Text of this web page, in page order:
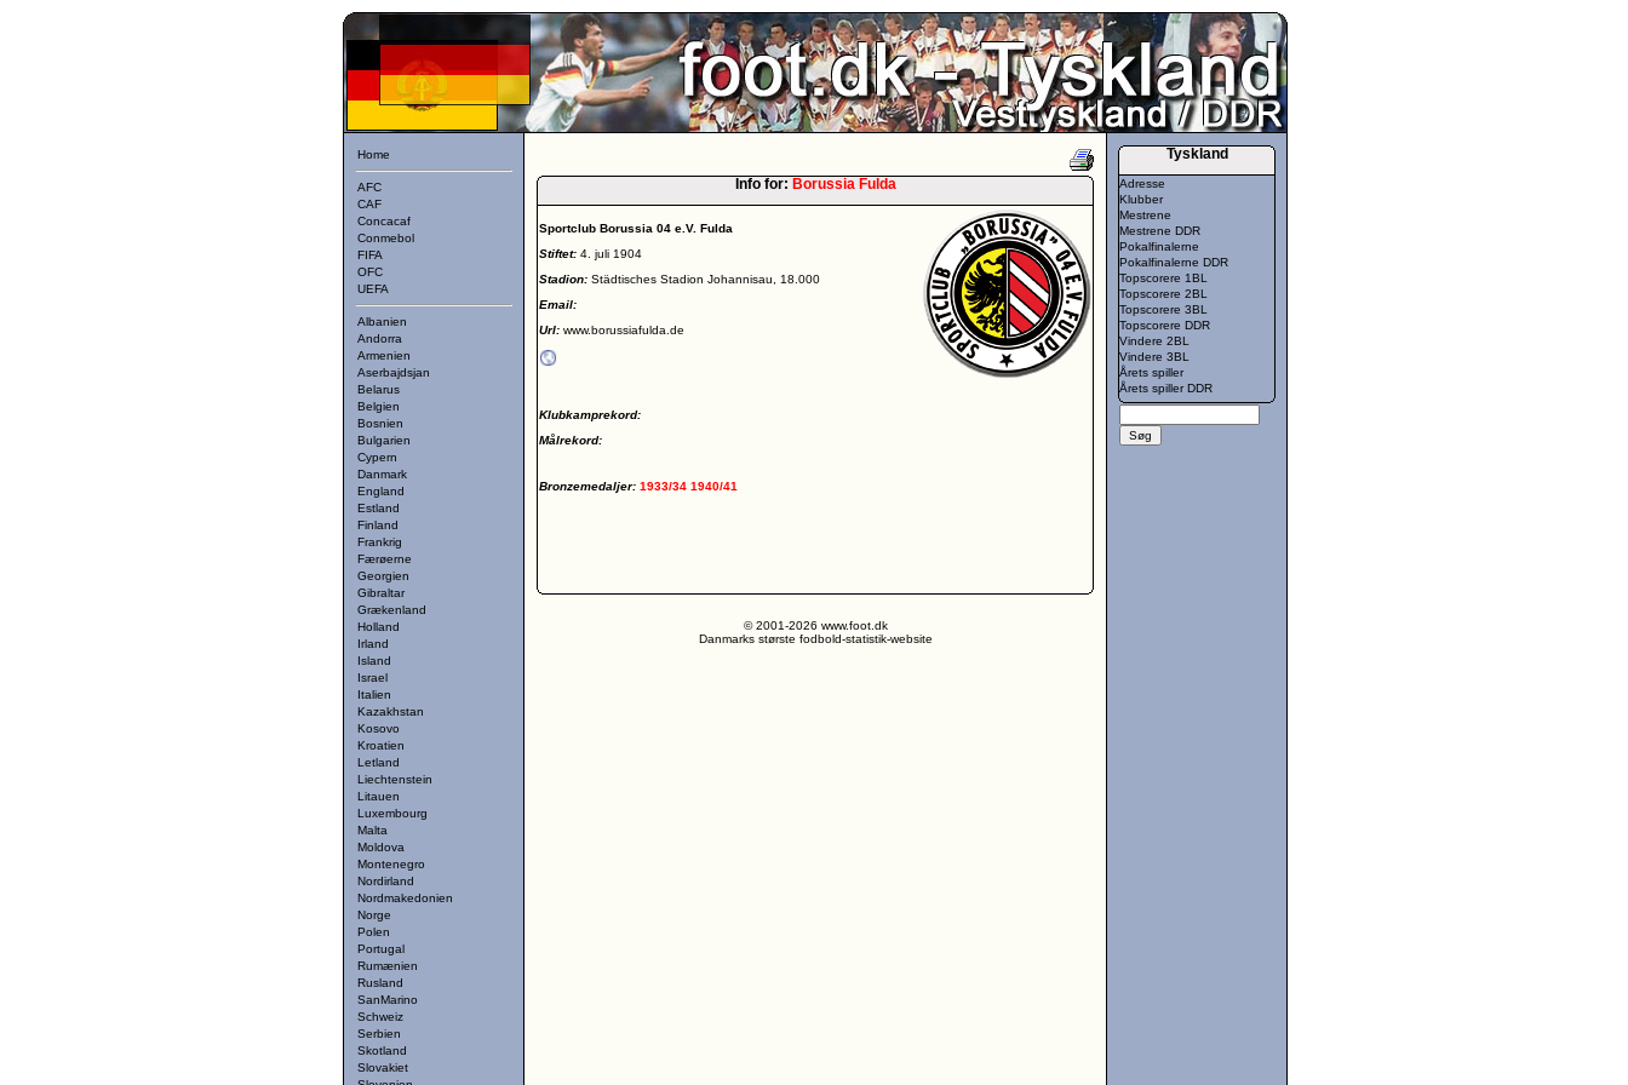
Home
AFC
CAF
Concacaf
Conmebol
FIFA
OFC
UEFA
Albanien
Andorra
Armenien
Aserbajdsjan
Belarus
Belgien
Bosnien
Bulgarien
Cypern
Danmark
England
Estland
Finland
Frankrig
Færøerne
Georgien
Gibraltar
Grækenland
Holland
Irland
Island
Israel
Italien
Kazakhstan
Kosovo
Kroatien
Letland
Liechtenstein
Litauen
Luxembourg
Malta
Moldova
Montenegro
Nordirland
Nordmakedonien
Norge
Polen
Portugal
Rumænien
Rusland
SanMarino
Schweiz
Serbien
Skotland
Slovakiet
Info for: Borussia Fulda
Sportclub Borussia 04 e.V. Fulda
Stiftet: 4. juli 1904
Stadion: Städtisches Stadion Johannisau, 18.000
Email:
Url: www.borussiafulda.de
Klubkamprekord:
Målrekord:
Bronzemedaljer: 1933/34 1940/41
© 2001-2026 www.foot.dk
Danmarks største fodbold-statistik-website
Tyskland
Adresse
Klubber
Mestrene
Mestrene DDR
Pokalfinalerne
Pokalfinalerne DDR
Topscorere 1BL
Topscorere 2BL
Topscorere 3BL
Topscorere DDR
Vindere 2BL
Vindere 3BL
Årets spiller
Årets spiller DDR